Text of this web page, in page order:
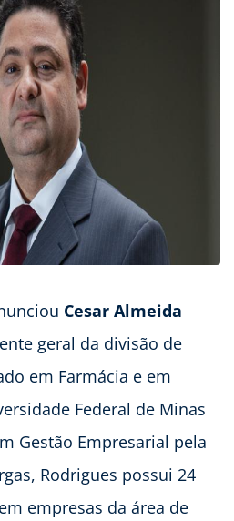
Cesar Almeida
geral da divisão de
em Farmácia e em
Federal de Minas
Gestão Empresarial pela
Rodrigues possui 24
empresas da área de